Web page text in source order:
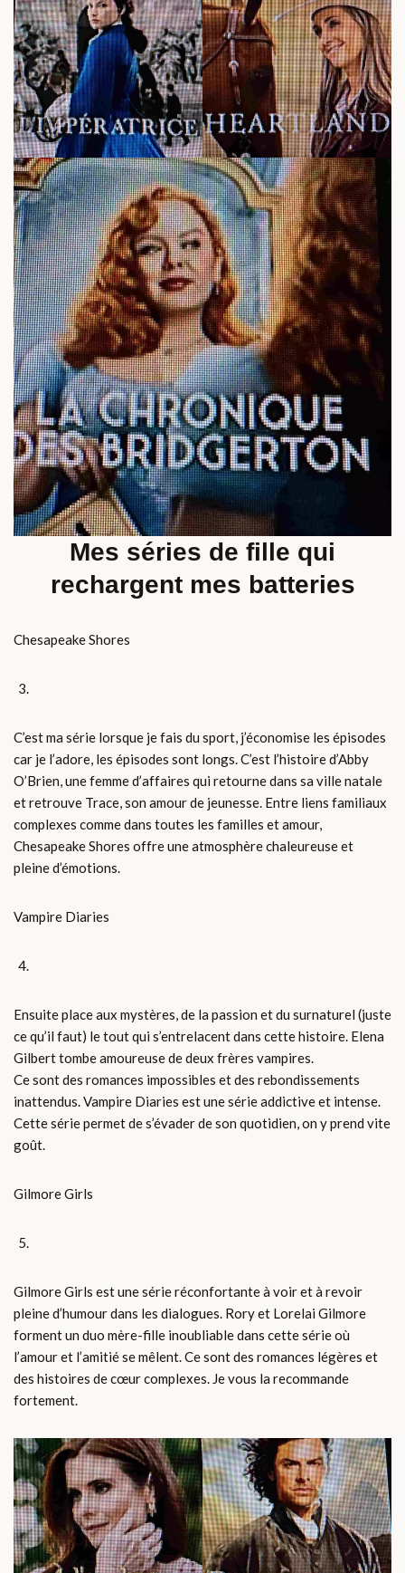
Mes séries de fille qui
rechargent mes batteries
Chesapeake Shores
C’est ma série lorsque je fais du sport, j’économise les épisodes
car je l’adore, les épisodes sont longs. C’est l’histoire d’Abby
O’Brien, une femme d’affaires qui retourne dans sa ville natale
et retrouve Trace, son amour de jeunesse. Entre liens familiaux
complexes comme dans toutes les familles et amour,
Chesapeake Shores offre une atmosphère chaleureuse et
pleine d’émotions.
Vampire Diaries
Ensuite place aux mystères, de la passion et du surnaturel (juste
ce qu’il faut) le tout qui s’entrelacent dans cette histoire. Elena
Gilbert tombe amoureuse de deux frères vampires.
Ce sont des romances impossibles et des rebondissements
inattendus. Vampire Diaries est une série addictive et intense.
Cette série permet de s’évader de son quotidien, on y prend vite
goût.
Gilmore Girls
Gilmore Girls est une série réconfortante à voir et à revoir
pleine d’humour dans les dialogues. Rory et Lorelai Gilmore
forment un duo mère-fille inoubliable dans cette série où
l’amour et l’amitié se mêlent. Ce sont des romances légères et
des histoires de cœur complexes. Je vous la recommande
fortement.